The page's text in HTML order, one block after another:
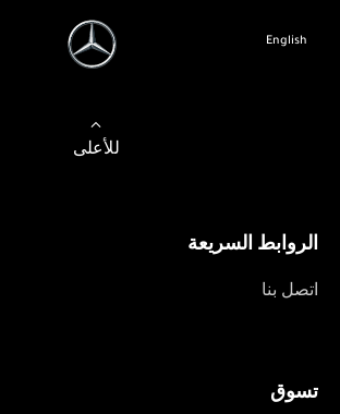
English
للأعلى
الروابط السريعة
اتصل بنا
تسوق